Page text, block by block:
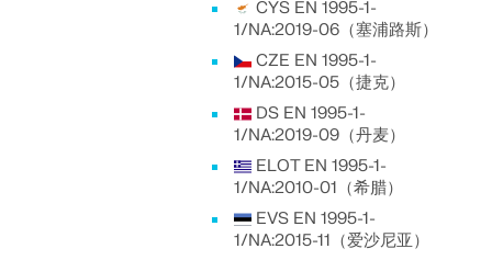
CYS EN 1995-1-
1/NA:2019-06（塞浦路斯）
CZE EN 1995-1-
1/NA:2015-05（捷克）
DS EN 1995-1-
1/NA:2019-09（丹麦）
ELOT EN 1995-1-
1/NA:2010-01（希腊）
EVS EN 1995-1-
1/NA:2015-11（爱沙尼亚）